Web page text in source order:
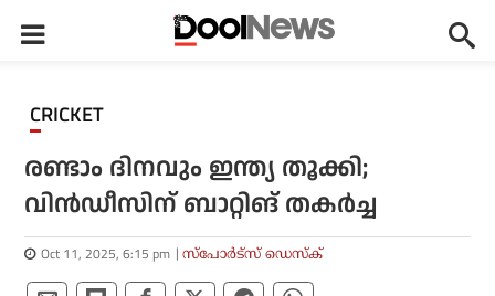
CRICKET
രണ്ടാം ദിനവും ഇന്ത്യ തൂക്കി;
വിന്‍ഡീസിന് ബാറ്റിങ് തകര്‍ച്ച
Oct 11, 2025, 6:15 pm സ്പോര്‍ട്സ് ഡെസ്‌ക്